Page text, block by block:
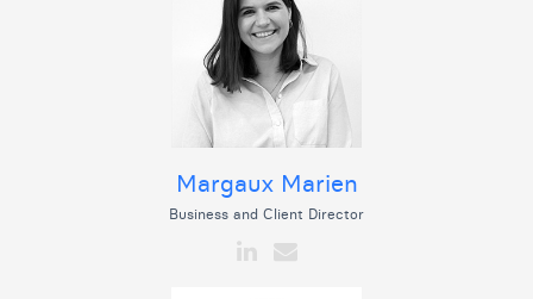
Margaux Marien
Business and Client Director